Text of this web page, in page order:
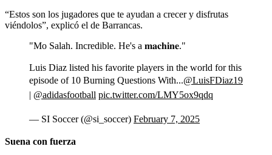
“Estos son los jugadores que te ayudan a crecer y disfrutas
viéndolos”, explicó el de Barrancas.
"Mo Salah. Incredible. He's a 𝐦𝐚𝐜𝐡𝐢𝐧𝐞."
Luis Diaz listed his favorite players in the world for this
episode of 10 Burning Questions With...@LuisFDiaz19
| @adidasfootball pic.twitter.com/LMY5ox9qdq
— SI Soccer (@si_soccer) February 7, 2025
Suena con fuerza